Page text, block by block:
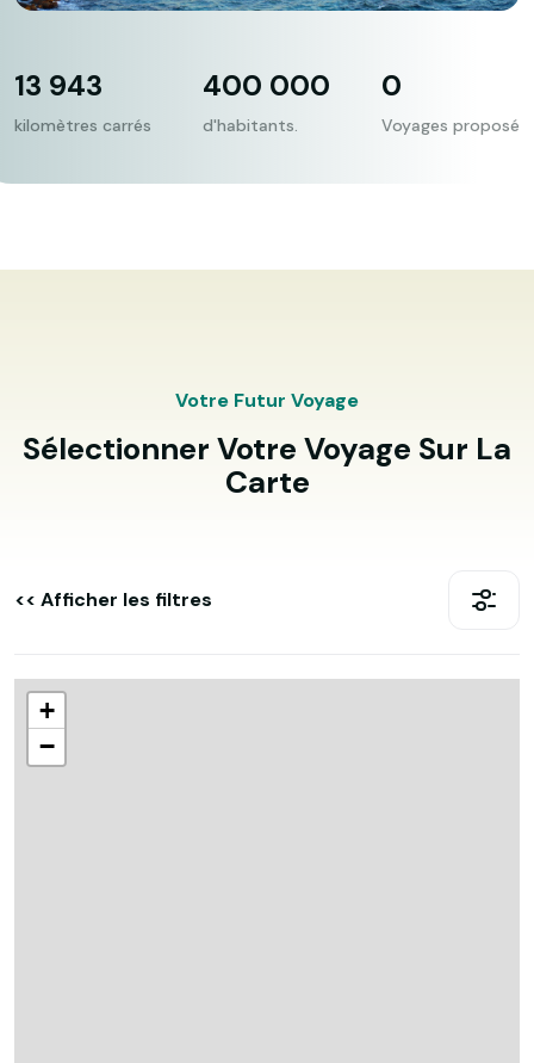
13 943
kilomètres carrés
400 000
d'habitants.
0
Voyages proposé
Votre Futur Voyage
Sélectionner Votre Voyage Sur La
Carte
<< Afficher les filtres
+
−